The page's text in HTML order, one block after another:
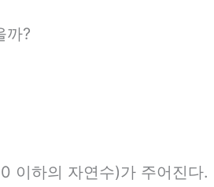
까?
이하의 자연수)가 주어진다.